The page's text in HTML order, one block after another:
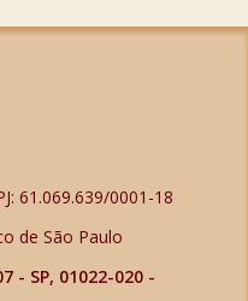
61.069.639/0001-18
de São Paulo
- SP, 01022-020 -